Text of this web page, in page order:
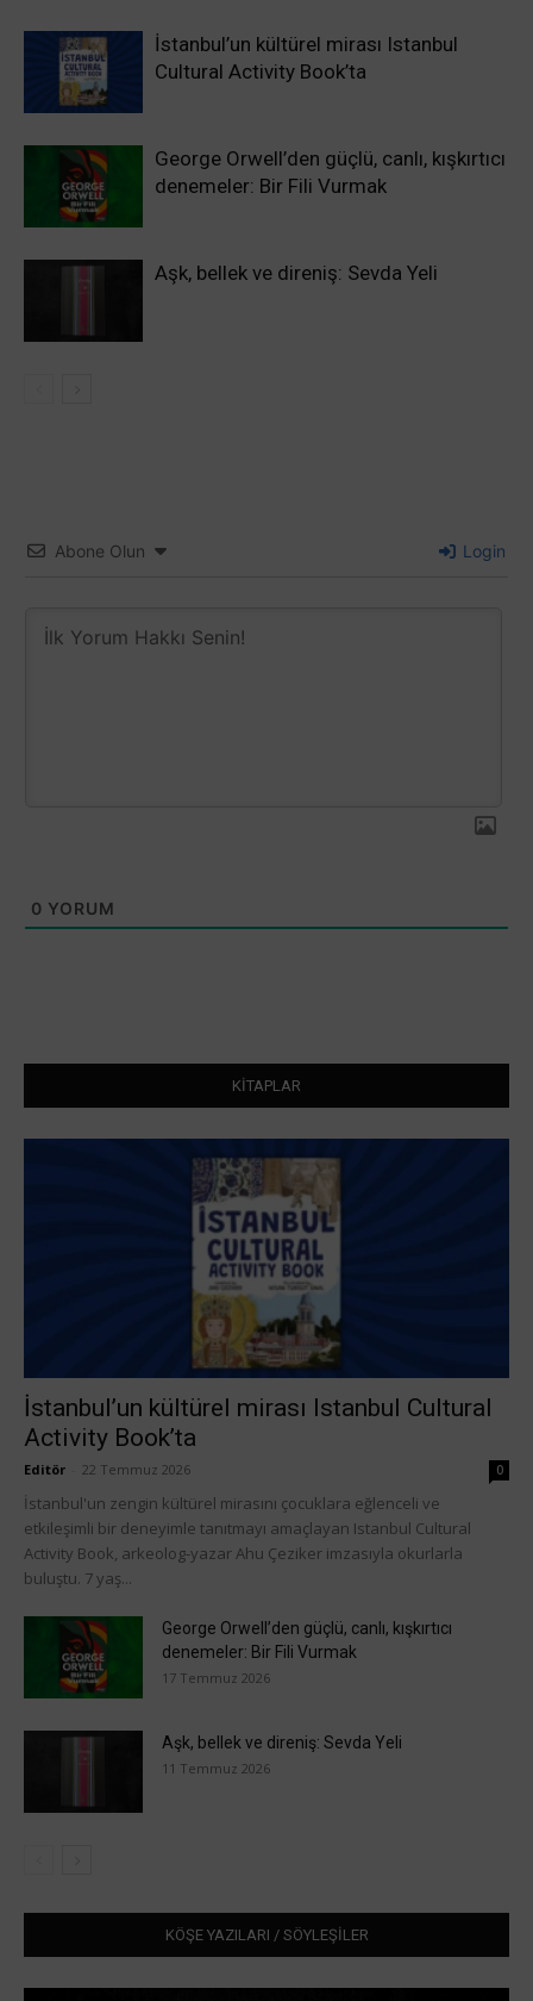
İstanbul’un kültürel mirası Istanbul
Cultural Activity Book’ta
George Orwell’den güçlü, canlı, kışkırtıcı
denemeler: Bir Fili Vurmak
Aşk, bellek ve direniş: Sevda Yeli
Abone Olun Login
0 YORUM
KİTAPLAR
İstanbul’un kültürel mirası Istanbul Cultural
Activity Book’ta
Editör 22 Temmuz 2026 0
İstanbul'un zengin kültürel mirasını çocuklara eğlenceli ve
etkileşimli bir deneyimle tanıtmayı amaçlayan Istanbul Cultural
Activity Book, arkeolog-yazar Ahu Çeziker imzasıyla okurlarla
buluştu. 7 yaş...
George Orwell’den güçlü, canlı, kışkırtıcı
denemeler: Bir Fili Vurmak
17 Temmuz 2026
Aşk, bellek ve direniş: Sevda Yeli
11 Temmuz 2026
KÖŞE YAZILARI / SÖYLEŞİLER